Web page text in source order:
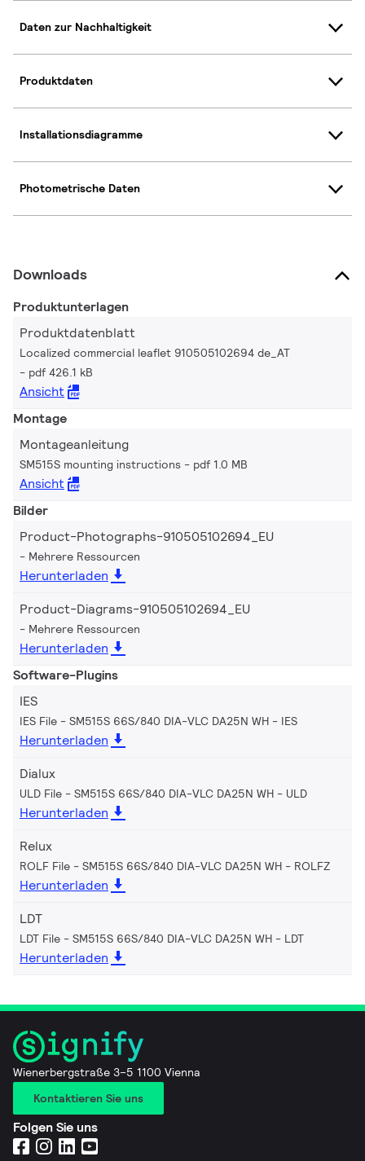
Daten zur Nachhaltigkeit
Produktdaten
Installationsdiagramme
Photometrische Daten
Downloads
Produktunterlagen
Produktdatenblatt
Localized commercial leaflet 910505102694 de_AT
pdf 426.1 kB
Ansicht
Montage
Montageanleitung
SM515S mounting instructions pdf 1.0 MB
Ansicht
Bilder
Product-Photographs-910505102694_EU
Mehrere Ressourcen
Herunterladen
Product-Diagrams-910505102694_EU
Mehrere Ressourcen
Herunterladen
Software-Plugins
IES
IES File - SM515S 66S/840 DIA-VLC DA25N WH IES
Herunterladen
Dialux
ULD File - SM515S 66S/840 DIA-VLC DA25N WH ULD
Herunterladen
Relux
ROLF File - SM515S 66S/840 DIA-VLC DA25N WH ROLFZ
Herunterladen
LDT
LDT File - SM515S 66S/840 DIA-VLC DA25N WH LDT
Herunterladen
Wienerbergstraße 3–5 1100 Vienna
Kontaktieren Sie uns
Folgen Sie uns